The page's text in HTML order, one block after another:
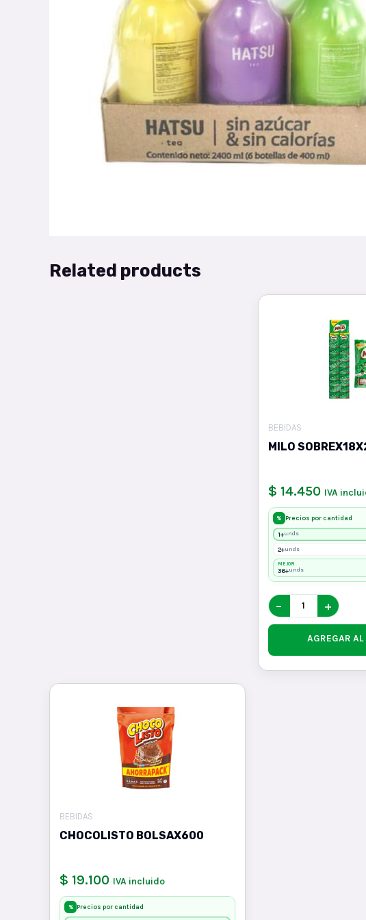
Related products
BEBIDAS
MILO
$ 14.450 IVA
% Precios por cantidad
1+unds
2+unds
MEJOR
36+unds
− +
AGREGAR AL
BEBIDAS
CHOCOLISTO BOLSAX600
$ 19.100 IVA incluido
% Precios por cantidad